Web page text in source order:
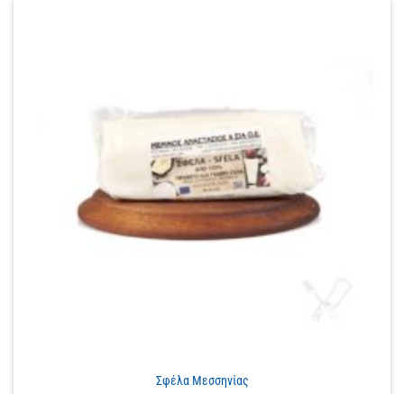
Σφέλα Μεσσηνίας